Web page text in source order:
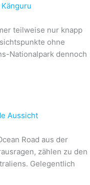
teilweise nur knapp
ohne
Nationalpark dennoch
Aussicht
Road aus der
zählen zu den
Gelegentlich